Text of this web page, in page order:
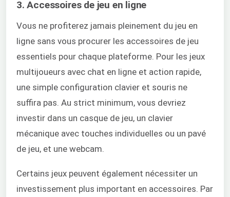
3. Accessoires de jeu en ligne
Vous ne profiterez jamais pleinement du jeu en
ligne sans vous procurer les accessoires de jeu
essentiels pour chaque plateforme. Pour les jeux
multijoueurs avec chat en ligne et action rapide,
une simple configuration clavier et souris ne
suffira pas. Au strict minimum, vous devriez
investir dans un casque de jeu, un clavier
mécanique avec touches individuelles ou un pavé
de jeu, et une webcam.
Certains jeux peuvent également nécessiter un
investissement plus important en accessoires. Par